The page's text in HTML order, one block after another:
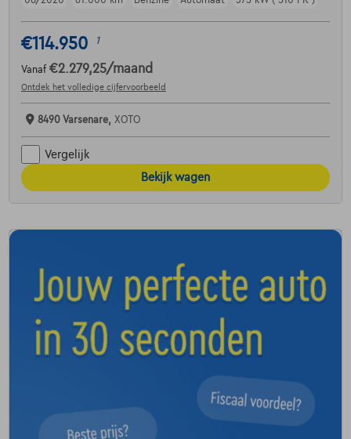
€114.950 1
Vanaf €2.279,25/maand
Ontdek het volledige cijfervoorbeeld
8490 Varsenare, XOTO
Vergelijk
Bekijk wagen